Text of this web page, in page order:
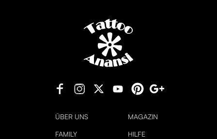
ÜBER UNS MAGAZIN
FAMILY HILFE